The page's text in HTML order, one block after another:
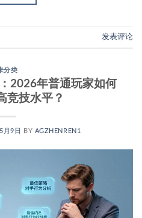
发表评论
分类
2026年普通玩家如何
竞技水平？
月9日 BY AGZHENREN1